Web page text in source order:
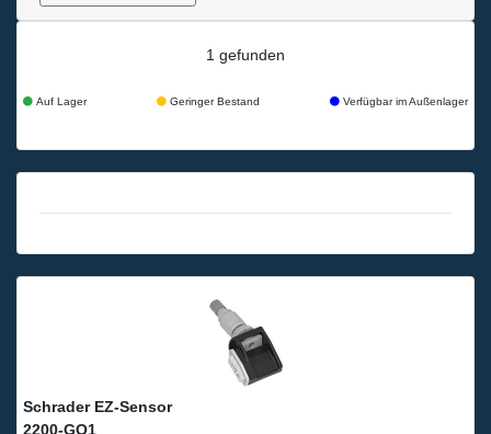
1 gefunden
Auf Lager Geringer Bestand Verfügbar im Außenlager
Schrader EZ-Sensor
2200-GO1